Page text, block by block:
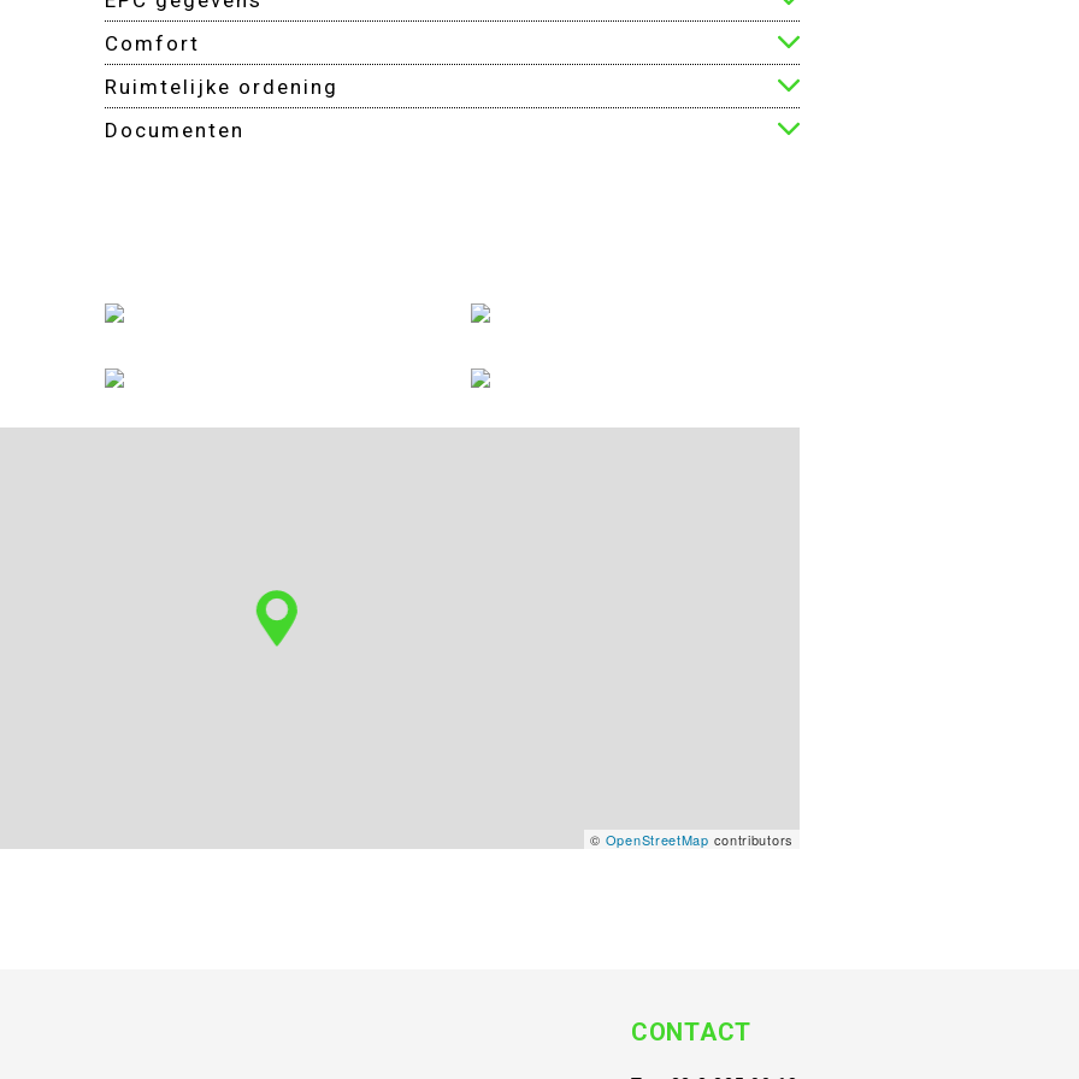
Comfort
Ruimtelijke ordening
Documenten
© OpenStreetMap contributors
CONTACT